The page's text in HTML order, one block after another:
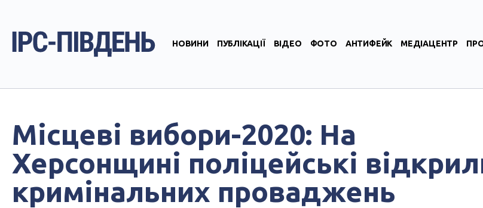
НОВИНИ ПУБЛІКАЦІЇ ВІДЕО ФОТО АНТИФЕЙК МЕДІАЦЕНТР
Місцеві вибори-2020: На
Херсонщині поліцейські
кримінальних проваджень